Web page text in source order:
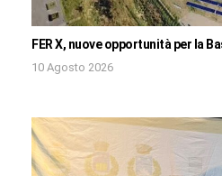
FER X, nuove opportunità per la
10 Agosto 2026